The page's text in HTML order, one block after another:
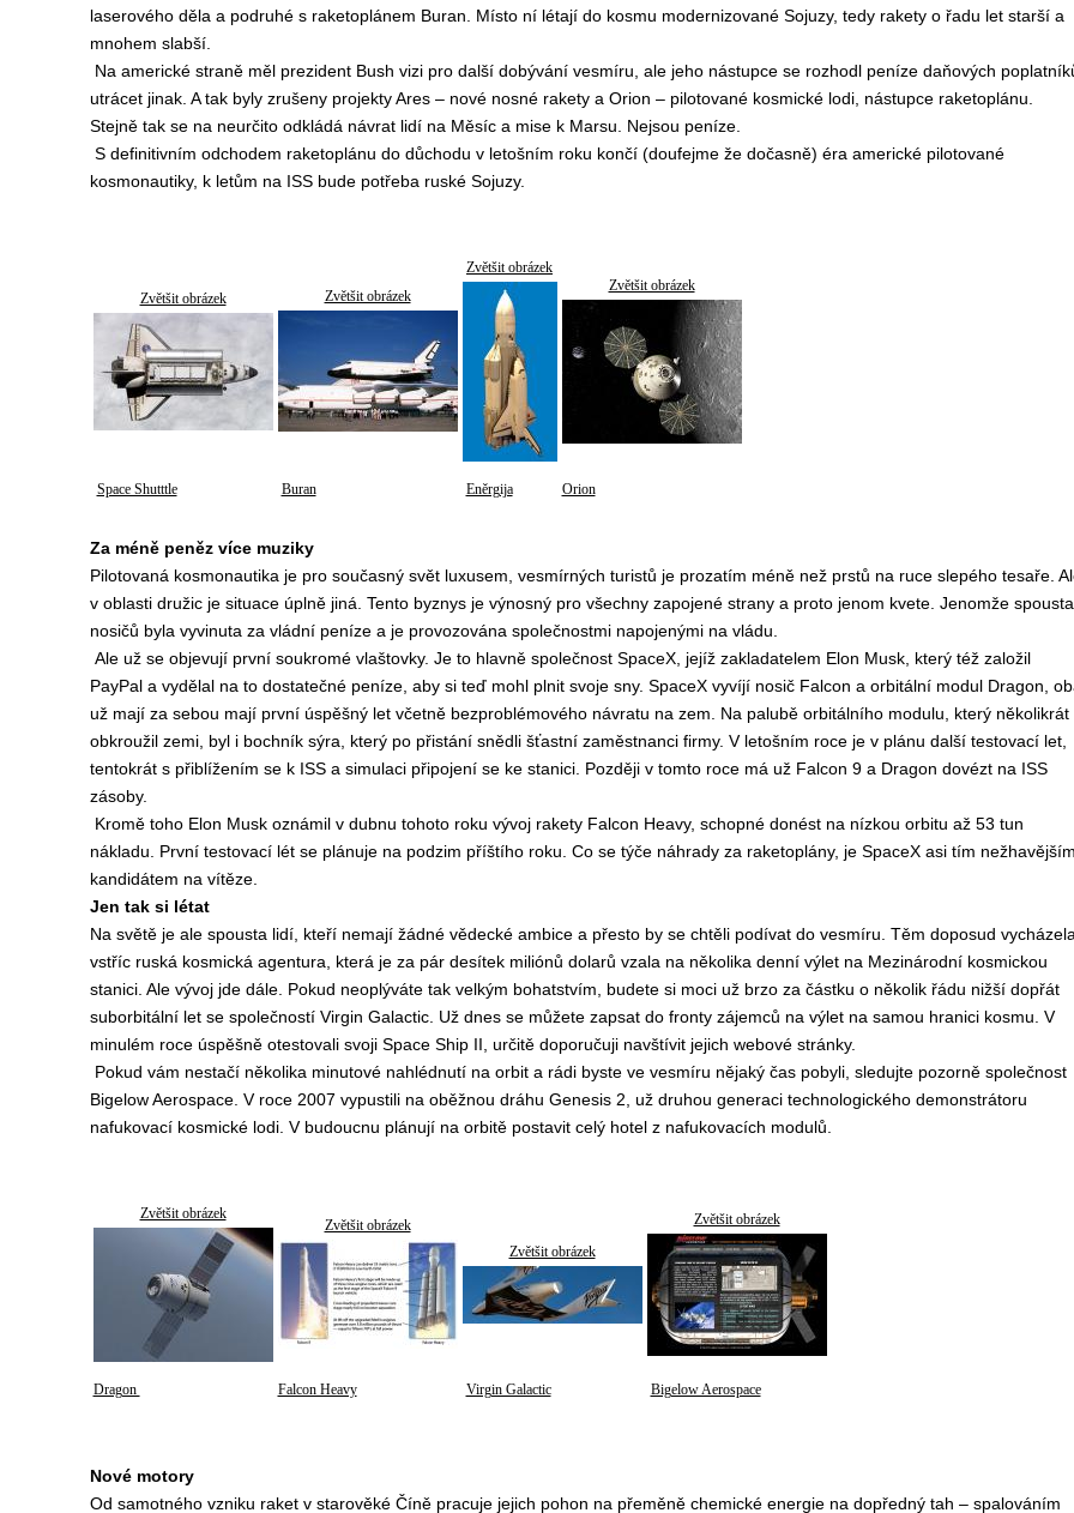
laserového děla a podruhé s raketoplánem Buran. Místo ní létají do kosmu modernizované Sojuzy, tedy rakety o řadu let starší a
mnohem slabší.
Na americké straně měl prezident Bush vizi pro další dobývání vesmíru, ale jeho nástupce se rozhodl peníze daňových
utrácet jinak. A tak byly zrušeny projekty Ares – nové nosné rakety a Orion – pilotované kosmické lodi, nástupce raketoplánu.
Stejně tak se na neurčito odkládá návrat lidí na Měsíc a mise k Marsu. Nejsou peníze.
S definitivním odchodem raketoplánu do důchodu v letošním roku končí (doufejme že dočasně) éra americké pilotované
kosmonautiky, k letům na ISS bude potřeba ruské Sojuzy.
Zvětšit obrázek Zvětšit obrázek
Zvětšit obrázek
Zvětšit obrázek
Space Shutttle Buran Eněrgija Orion
Za méně peněz více muziky
Pilotovaná kosmonautika je pro současný svět luxusem, vesmírných turistů je prozatím méně než prstů na ruce slepého tesaře.
v oblasti družic je situace úplně jiná. Tento byznys je výnosný pro všechny zapojené strany a proto jenom kvete. Jenomže spousta
nosičů byla vyvinuta za vládní peníze a je provozována společnostmi napojenými na vládu.
Ale už se objevují první soukromé vlaštovky. Je to hlavně společnost SpaceX, jejíž zakladatelem Elon Musk, který též založil
PayPal a vydělal na to dostatečné peníze, aby si teď mohl plnit svoje sny. SpaceX vyvíjí nosič Falcon a orbitální modul Dragon,
už mají za sebou mají první úspěšný let včetně bezproblémového návratu na zem. Na palubě orbitálního modulu, který několikrát
obkroužil zemi, byl i bochník sýra, který po přistání snědli šťastní zaměstnanci firmy. V letošním roce je v plánu další testovací let,
tentokrát s přiblížením se k ISS a simulaci připojení se ke stanici. Později v tomto roce má už Falcon 9 a Dragon dovézt na ISS
zásoby.
Kromě toho Elon Musk oznámil v dubnu tohoto roku vývoj rakety Falcon Heavy, schopné donést na nízkou orbitu až 53 tun
nákladu. První testovací lét se plánuje na podzim příštího roku. Co se týče náhrady za raketoplány, je SpaceX asi tím
kandidátem na vítěze.
Jen tak si létat
Na světě je ale spousta lidí, kteří nemají žádné vědecké ambice a přesto by se chtěli podívat do vesmíru. Těm doposud
vstříc ruská kosmická agentura, která je za pár desítek miliónů dolarů vzala na několika denní výlet na Mezinárodní kosmickou
stanici. Ale vývoj jde dále. Pokud neoplýváte tak velkým bohatstvím, budete si moci už brzo za částku o několik řádu nižší dopřát
suborbitální let se společností Virgin Galactic. Už dnes se můžete zapsat do fronty zájemců na výlet na samou hranici kosmu. V
minulém roce úspěšně otestovali svoji Space Ship II, určitě doporučuji navštívit jejich webové stránky.
Pokud vám nestačí několika minutové nahlédnutí na orbit a rádi byste ve vesmíru nějaký čas pobyli, sledujte pozorně společnost
Bigelow Aerospace. V roce 2007 vypustili na oběžnou dráhu Genesis 2, už druhou generaci technologického demonstrátoru
nafukovací kosmické lodi. V budoucnu plánují na orbitě postavit celý hotel z nafukovacích modulů.
Zvětšit obrázek
Zvětšit obrázek
Zvětšit obrázek
Zvětšit obrázek
Dragon Falcon Heavy Virgin Galactic Bigelow Aerospace
Nové motory
Od samotného vzniku raket v starověké Číně pracuje jejich pohon na přeměně chemické energie na dopředný tah – spalováním